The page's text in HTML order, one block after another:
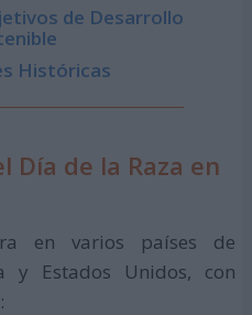
de Desarrollo
Históricas
Día de la Raza en
en varios países de
y Estados Unidos, con